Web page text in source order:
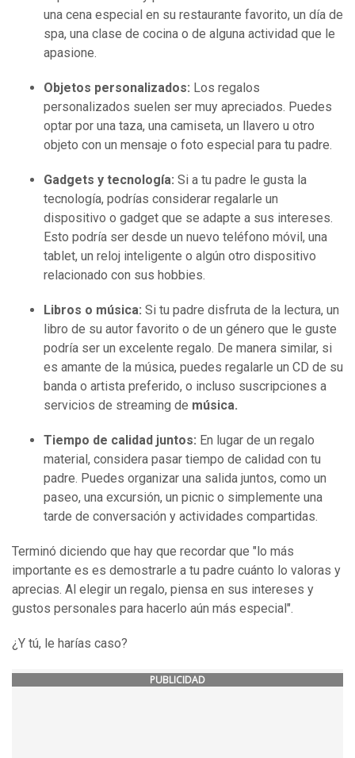
una cena especial en su restaurante favorito, un día de
spa, una clase de cocina o de alguna actividad que le
apasione.
Objetos personalizados: Los regalos
personalizados suelen ser muy apreciados. Puedes
optar por una taza, una camiseta, un llavero u otro
objeto con un mensaje o foto especial para tu padre.
Gadgets y tecnología: Si a tu padre le gusta la
tecnología, podrías considerar regalarle un
dispositivo o gadget que se adapte a sus intereses.
Esto podría ser desde un nuevo teléfono móvil, una
tablet, un reloj inteligente o algún otro dispositivo
relacionado con sus hobbies.
Libros o música: Si tu padre disfruta de la lectura, un
libro de su autor favorito o de un género que le guste
podría ser un excelente regalo. De manera similar, si
es amante de la música, puedes regalarle un CD de su
banda o artista preferido, o incluso suscripciones a
servicios de streaming de música.
Tiempo de calidad juntos: En lugar de un regalo
material, considera pasar tiempo de calidad con tu
padre. Puedes organizar una salida juntos, como un
paseo, una excursión, un picnic o simplemente una
tarde de conversación y actividades compartidas.
Terminó diciendo que hay que recordar que "lo más
importante es es demostrarle a tu padre cuánto lo valoras y
aprecias. Al elegir un regalo, piensa en sus intereses y
gustos personales para hacerlo aún más especial".
¿Y tú, le harías caso?
PUBLICIDAD